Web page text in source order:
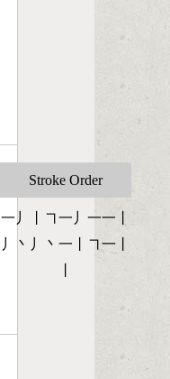
Stroke Order
一丿丨㇕一丿一一丨
丿丶丿丶一丨㇕一丨